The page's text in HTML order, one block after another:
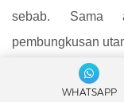
sebab. Sama
pembungkusan
mencari
hujung keWHATSAPP